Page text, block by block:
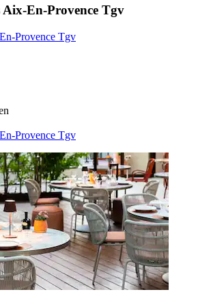
Aix-En-Provence Tgv
Provence Tgv
Provence Tgv